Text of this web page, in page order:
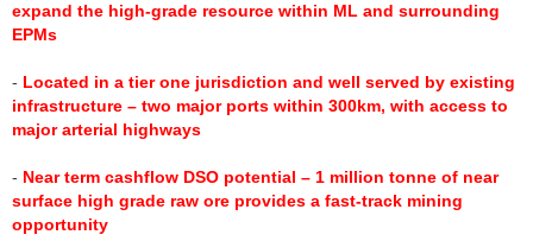
expand the high-grade resource within ML and surrounding
EPMs
- Located in a tier one jurisdiction and well served by existing
infrastructure – two major ports within 300km, with access to
major arterial highways
- Near term cashflow DSO potential – 1 million tonne of near
surface high grade raw ore provides a fast-track mining
opportunity